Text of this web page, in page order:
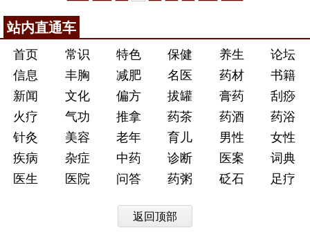
站内直通车
首页 常识 特色 保健 养生
论坛
信息
丰胸 减肥 名医 药材
书籍
新闻
文化 偏方 拔罐 膏药
刮痧
火疗
气功 推拿 药茶 药酒
药浴
针灸
美容 老年 育儿 男性
女性
疾病
杂症 中药 诊断 医案
词典
医生
医院 问答 药粥 砭石 足疗
返回顶部